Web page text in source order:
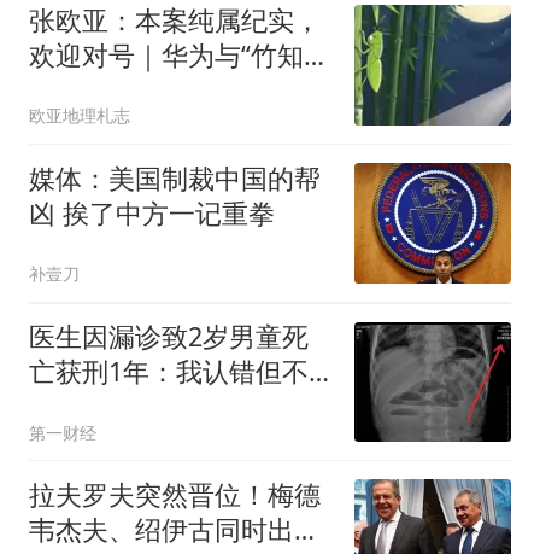
张欧亚：本案纯属纪实，
欢迎对号｜华为与“竹知
欧亚地理札志
媒体：美国制裁中国的帮
凶 挨了中方一记重拳
补壹刀
医生因漏诊致2岁男童死
亡获刑1年：我认错但不
第一财经
拉夫罗夫突然晋位！梅德
韦杰夫、绍伊古同时出